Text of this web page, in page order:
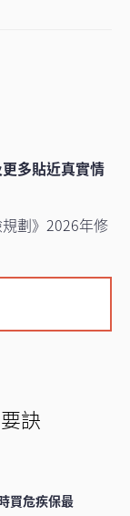
多貼近真實情
劃》2026年修
訣
買危疾保最